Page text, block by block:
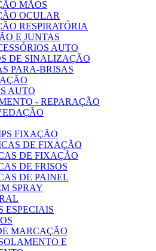
MÃOS
OCULAR
RESPIRATÓRIA
E JUNTAS
AUTO
DE SINALIZAÇÃO
PARA-BRISAS
AUTO
- REPARAÇÃO
FIXAÇÃO
DE FIXAÇÃO
DE FIXAÇÃO
DE FRISOS
DE PAINEL
SPRAY
ESPECIAIS
MARCAÇÃO
E